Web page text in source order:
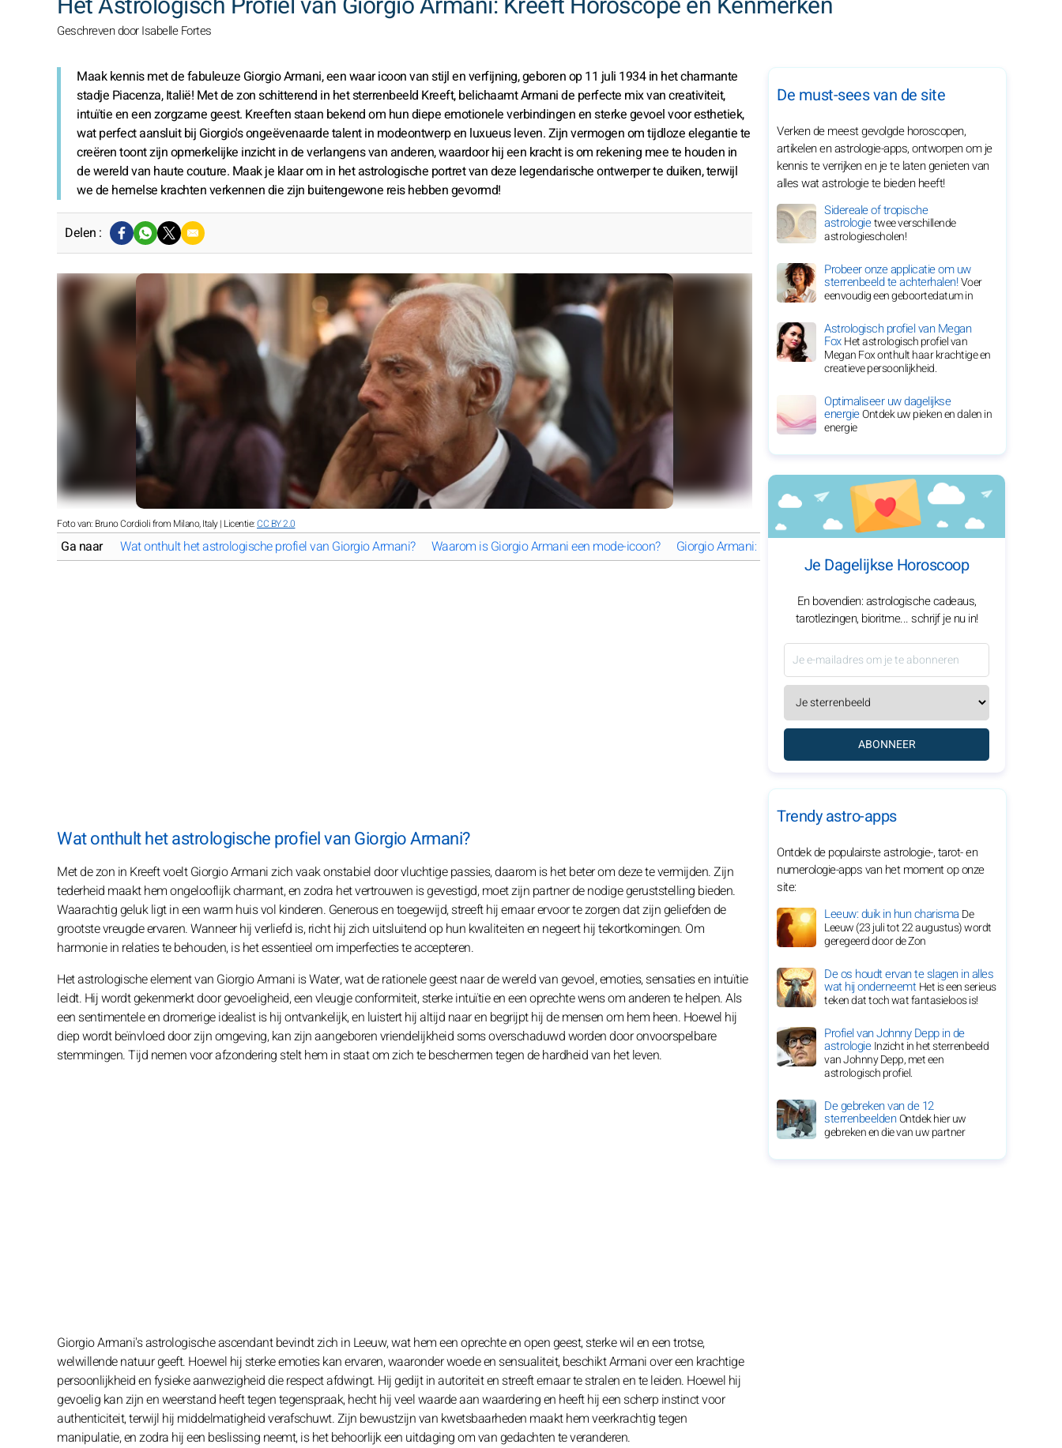
Geschreven door Isabelle Fortes
Maak kennis met de fabuleuze Giorgio Armani, een waar icoon van stijl en verfijning, geboren op 11 juli 1934 in het charmante
stadje Piacenza, Italië! Met de zon schitterend in het sterrenbeeld Kreeft, belichaamt Armani de perfecte mix van creativiteit,
intuïtie en een zorgzame geest. Kreeften staan bekend om hun diepe emotionele verbindingen en sterke gevoel voor esthetiek,
wat perfect aansluit bij Giorgio's ongeëvenaarde talent in modeontwerp en luxueus leven. Zijn vermogen om tijdloze elegantie te
creëren toont zijn opmerkelijke inzicht in de verlangens van anderen, waardoor hij een kracht is om rekening mee te houden in
de wereld van haute couture. Maak je klaar om in het astrologische portret van deze legendarische ontwerper te duiken, terwijl
we de hemelse krachten verkennen die zijn buitengewone reis hebben gevormd!
Delen :
Foto van: Bruno Cordioli from Milano, Italy | Licentie:CC BY 2.0
Ga naar Wat onthult het astrologische profiel van Giorgio Armani? Waarom is Giorgio Armani een mode-icoon? Giorgio Armani: een reis door luxe mode-excellentie
Wat onthult het astrologische profiel van Giorgio Armani?
Met de zon in Kreeft voelt Giorgio Armani zich vaak onstabiel door vluchtige passies, daarom is het beter om deze te vermijden. Zijn
tederheid maakt hem ongelooflijk charmant, en zodra het vertrouwen is gevestigd, moet zijn partner de nodige geruststelling bieden.
Waarachtig geluk ligt in een warm huis vol kinderen. Generous en toegewijd, streeft hij ernaar ervoor te zorgen dat zijn geliefden de
grootste vreugde ervaren. Wanneer hij verliefd is, richt hij zich uitsluitend op hun kwaliteiten en negeert hij tekortkomingen. Om
harmonie in relaties te behouden, is het essentieel om imperfecties te accepteren.
Het astrologische element van Giorgio Armani is Water, wat de rationele geest naar de wereld van gevoel, emoties, sensaties en intuïtie
leidt. Hij wordt gekenmerkt door gevoeligheid, een vleugje conformiteit, sterke intuïtie en een oprechte wens om anderen te helpen. Als
een sentimentele en dromerige idealist is hij ontvankelijk, en luistert hij altijd naar en begrijpt hij de mensen om hem heen. Hoewel hij
diep wordt beïnvloed door zijn omgeving, kan zijn aangeboren vriendelijkheid soms overschaduwd worden door onvoorspelbare
stemmingen. Tijd nemen voor afzondering stelt hem in staat om zich te beschermen tegen de hardheid van het leven.
Giorgio Armani's astrologische ascendant bevindt zich in Leeuw, wat hem een oprechte en open geest, sterke wil en een trotse,
welwillende natuur geeft. Hoewel hij sterke emoties kan ervaren, waaronder woede en sensualiteit, beschikt Armani over een krachtige
persoonlijkheid en fysieke aanwezigheid die respect afdwingt. Hij gedijt in autoriteit en streeft ernaar te stralen en te leiden. Hoewel hij
gevoelig kan zijn en weerstand heeft tegen tegenspraak, hecht hij veel waarde aan waardering en heeft hij een scherp instinct voor
authenticiteit, terwijl hij middelmatigheid verafschuwt. Zijn bewustzijn van kwetsbaarheden maakt hem veerkrachtig tegen
manipulatie, en zodra hij een beslissing neemt, is het behoorlijk een uitdaging om van gedachten te veranderen.
De must-sees van de site
Verken de meest gevolgde horoscopen,
artikelen en astrologie-apps, ontworpen om je
kennis te verrijken en je te laten genieten van
alles wat astrologie te bieden heeft!
Sidereale of tropische
astrologietwee verschillende
astrologiescholen!
Probeer onze applicatie om uw
sterrenbeeld te achterhalen!Voer
eenvoudig een geboortedatum in
Astrologisch profiel van Megan
FoxHet astrologisch profiel van
Megan Fox onthult haar krachtige en
creatieve persoonlijkheid.
Optimaliseer uw dagelijkse
energieOntdek uw pieken en dalen in
energie
Je Dagelijkse Horoscoop
En bovendien: astrologische cadeaus,
tarotlezingen, bioritme... schrijf je nu in!
ABONNEER
Trendy astro-apps
Ontdek de populairste astrologie-, tarot- en
numerologie-apps van het moment op onze
site:
Leeuw: duik in hun charisma De
Leeuw (23 juli tot 22 augustus) wordt
geregeerd door de Zon
De os houdt ervan te slagen in alles
wat hij onderneemtHet is een serieus
teken dat toch wat fantasieloos is!
Profiel van Johnny Depp in de
astrologieInzicht in het sterrenbeeld
van Johnny Depp, met een
astrologisch profiel.
De gebreken van de 12
sterrenbeeldenOntdek hier uw
gebreken en die van uw partner